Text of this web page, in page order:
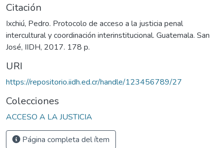
Citación
Ixchiú, Pedro. Protocolo de acceso a la justicia penal
intercultural y coordinación interinstitucional. Guatemala. San
José, IIDH, 2017. 178 p.
URI
https://repositorio.iidh.ed.cr/handle/123456789/27
Colecciones
ACCESO A LA JUSTICIA
Página completa del ítem